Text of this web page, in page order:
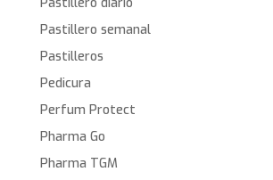
Pastillero semanal
Pastilleros
Pedicura
Perfum Protect
Pharma Go
Pharma TGM